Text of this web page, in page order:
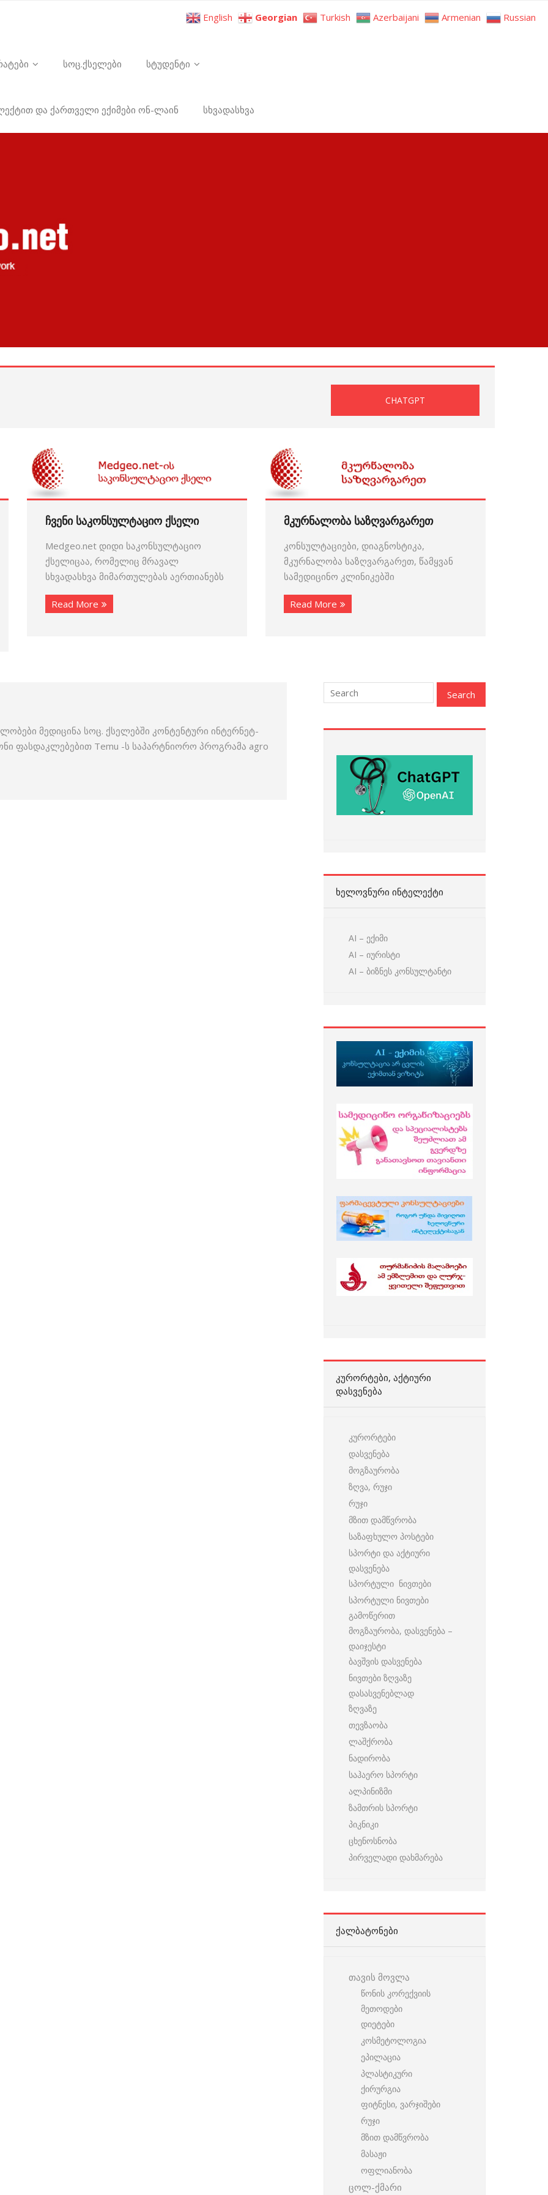
სოც.ქსელები სტუდენტი
და ქართველი ექიმები ონ-ლაინ სხვადასხვა
CHATGPT
ჩვენი საკონსულტაციო ქსელი
Medgeo.net დიდი საკონსულტაციო
ქსელიცაა, რომელიც მრავალ
სხვადასხვა მიმართულებას აერთიანებს
Read More
მკურნალობა საზღვარგარეთ
კონსულტაციები, დიაგნოსტიკა,
მკურნალობა საზღვარგარეთ, წამყვან
სამედიცინო კლინიკებში
Read More
მედიცინა სოც. ქსელებში კონტენტური ინტერნეტ-
ფასდაკლებებით Temu -ს საპარტნიორო პროგრამა agro
ᲮᲔᲚᲝᲕᲜᲣᲠᲘ ᲘᲜᲢᲔᲚᲔᲥᲢᲘ
AI – ექიმი
AI – იურისტი
AI – ბიზნეს კონსულტანტი
ᲙᲣᲠᲝᲠᲢᲔᲑᲘ, ᲐᲥᲢᲘᲣᲠᲘ
ᲓᲐᲡᲕᲔᲜᲔᲑᲐ
კურორტები
დასვენება
მოგზაურობა
ზღვა, რუჯი
რუჯი
მზით დამწვრობა
საზაფხულო პოსტები
სპორტი და აქტიური
დასვენება
სპორტული ნივთები
სპორტული ნივთები
გამოწერით
მოგზაურობა, დასვენება –
დაიჯესტი
ბავშვის დასვენება
ნივთები ზღვაზე
დასასვენებლად
ზღვაზე
თევზაობა
ლაშქრობა
ნადირობა
საჰაერო სპორტი
ალპინიზმი
ზამთრის სპორტი
პიკნიკი
ცხენოსნობა
პირველადი დახმარება
ᲥᲐᲚᲑᲐᲢᲝᲜᲔᲑᲘ
თავის მოვლა
წონის კორექვიის
მეთოდები
დიეტები
კოსმეტოლოგია
ეპილაცია
პლასტიკური
ქირურგია
ფიტნესი, ვარჯიშები
რუჯი
მზით დამწვრობა
მასაჟი
ოფლიანობა
ცოლ-ქმარი
English Georgian Turkish Azerbaijani Armenian Russian